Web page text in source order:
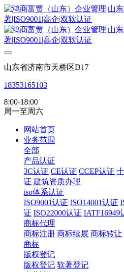
山东省济南市天桥区D17
18353165103
8:00-18:00
周一至周六
网站首页
业务范围
全部
产品认证
3C认证 CE认证 CCEP认证
证 建筑资质办理
iso体系认证
ISO9001认证 ISO14001认证
证 ISO22000认证 IATF16949
商标代理
商标注册 商标续展 商标转让
商标
版权登记
版权登记 软著登记